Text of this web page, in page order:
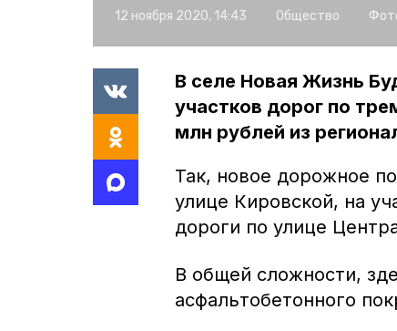
12 ноября 2020, 14:43 Общество
В селе Новая Жизнь
участков дорог по
млн рублей из
Так, новое дорожное
улице Кировской, на
дороги по улице
В общей сложности,
асфальтобетонного